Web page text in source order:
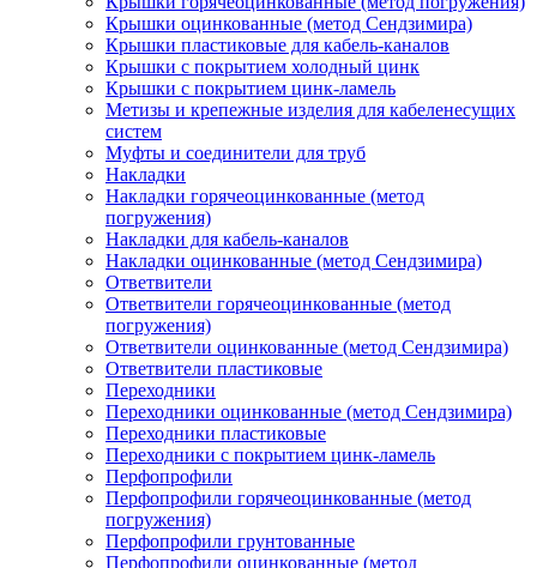
Крышки оцинкованные (метод Сендзимира)
Крышки пластиковые для кабель-каналов
Крышки с покрытием холодный цинк
Крышки с покрытием цинк-ламель
Метизы и крепежные изделия для кабеленесущих
систем
Муфты и соединители для труб
Накладки
Накладки горячеоцинкованные (метод
погружения)
Накладки для кабель-каналов
Накладки оцинкованные (метод Сендзимира)
Ответвители
Ответвители горячеоцинкованные (метод
погружения)
Ответвители оцинкованные (метод Сендзимира)
Ответвители пластиковые
Переходники
Переходники оцинкованные (метод Сендзимира)
Переходники пластиковые
Переходники с покрытием цинк-ламель
Перфопрофили
Перфопрофили горячеоцинкованные (метод
погружения)
Перфопрофили грунтованные
Перфопрофили оцинкованные (метод